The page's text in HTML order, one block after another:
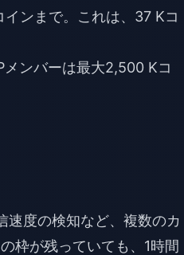
ンまで。これは、37 Kコ
ンバーは最大2,500 Kコ
度の検知など、複数のカ
枠が残っていても、1時間